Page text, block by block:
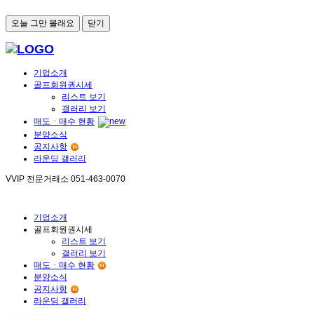
오늘 그만 볼래요 닫기
기업소개
골프회원권시세
리스트 보기
갤러리 보기
매도ㆍ매수 현황
분양소식
공지사항
라운딩 갤러리
VVIP 전문거래소 051-463-0070
기업소개
골프회원권시세
리스트 보기
갤러리 보기
매도ㆍ매수 현황
분양소식
공지사항
라운딩 갤러리